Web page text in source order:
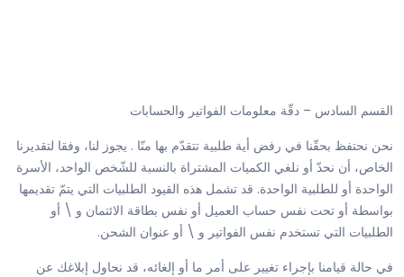
القسم السادس – دقّة معلومات الفواتير والحسابات
نحن نحتفظ بحقّنا في رفض أية طلبية تتقدّم بها منّا . يجوز لنا، وفقا لتقديرنا
الخاص، أن نحدّ أو نلغي الكميات المشتراة بالنسبة للشّخص الواحد، الأسرة
الواحدة أو للطلبية الواحدة. قد تشمل هذه القيود الطلبيات التي يتمّ تقديمها
بواسطة أو تحت نفس حساب العميل أو نفس بطاقة الائتمان و \ أو
الطلبيات التي تستخدم نفس الفواتير و \ أو عنوان الشحن.
في حالة قيامنا بإجراء تغيير على أمر ما أو إلغائه، قد نحاول إبلاغك عن